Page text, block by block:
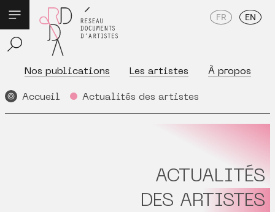
Nos publications Les artistes À propos
FR EN
Accueil Actualités des artistes
ACTUALITÉS
DES ARTISTES